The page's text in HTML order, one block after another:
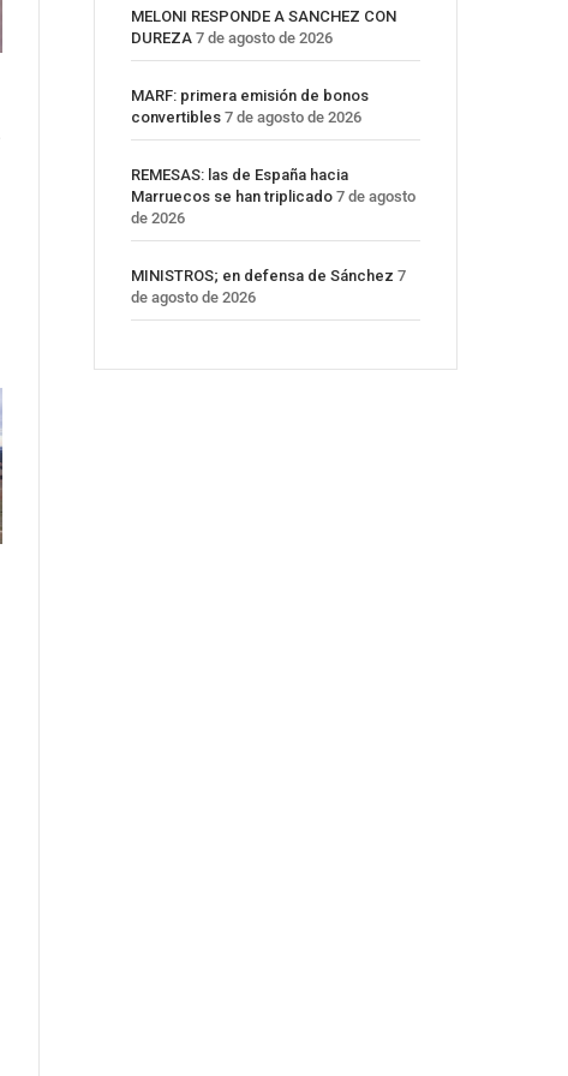
MELONI RESPONDE A SANCHEZ CON
DUREZA 7 de agosto de 2026
MARF: primera emisión de bonos
convertibles 7 de agosto de 2026
REMESAS: las de España hacia
Marruecos se han triplicado 7 de agosto
de 2026
MINISTROS; en defensa de Sánchez 7
de agosto de 2026